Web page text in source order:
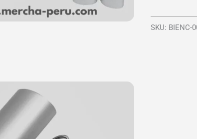
cantidad
SKU: BIENC-